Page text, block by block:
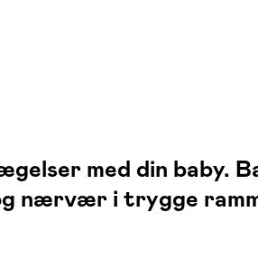
med din baby.
nærvær i trygge